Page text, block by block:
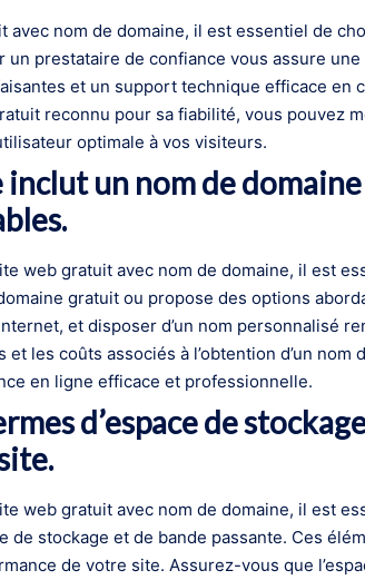
nom de domaine, il est essentiel de
un prestataire de confiance vous assure
et un support technique efficace en
reconnu pour sa fiabilité, vous pouvez
optimale à vos visiteurs.
inclut un nom de
web gratuit avec nom de domaine, il est
gratuit ou propose des options
et disposer d’un nom personnalisé
les coûts associés à l’obtention d’un nom
en ligne efficace et professionnelle.
d’espace de
web gratuit avec nom de domaine, il est
de stockage et de bande passante. Ces
de votre site. Assurez-vous que